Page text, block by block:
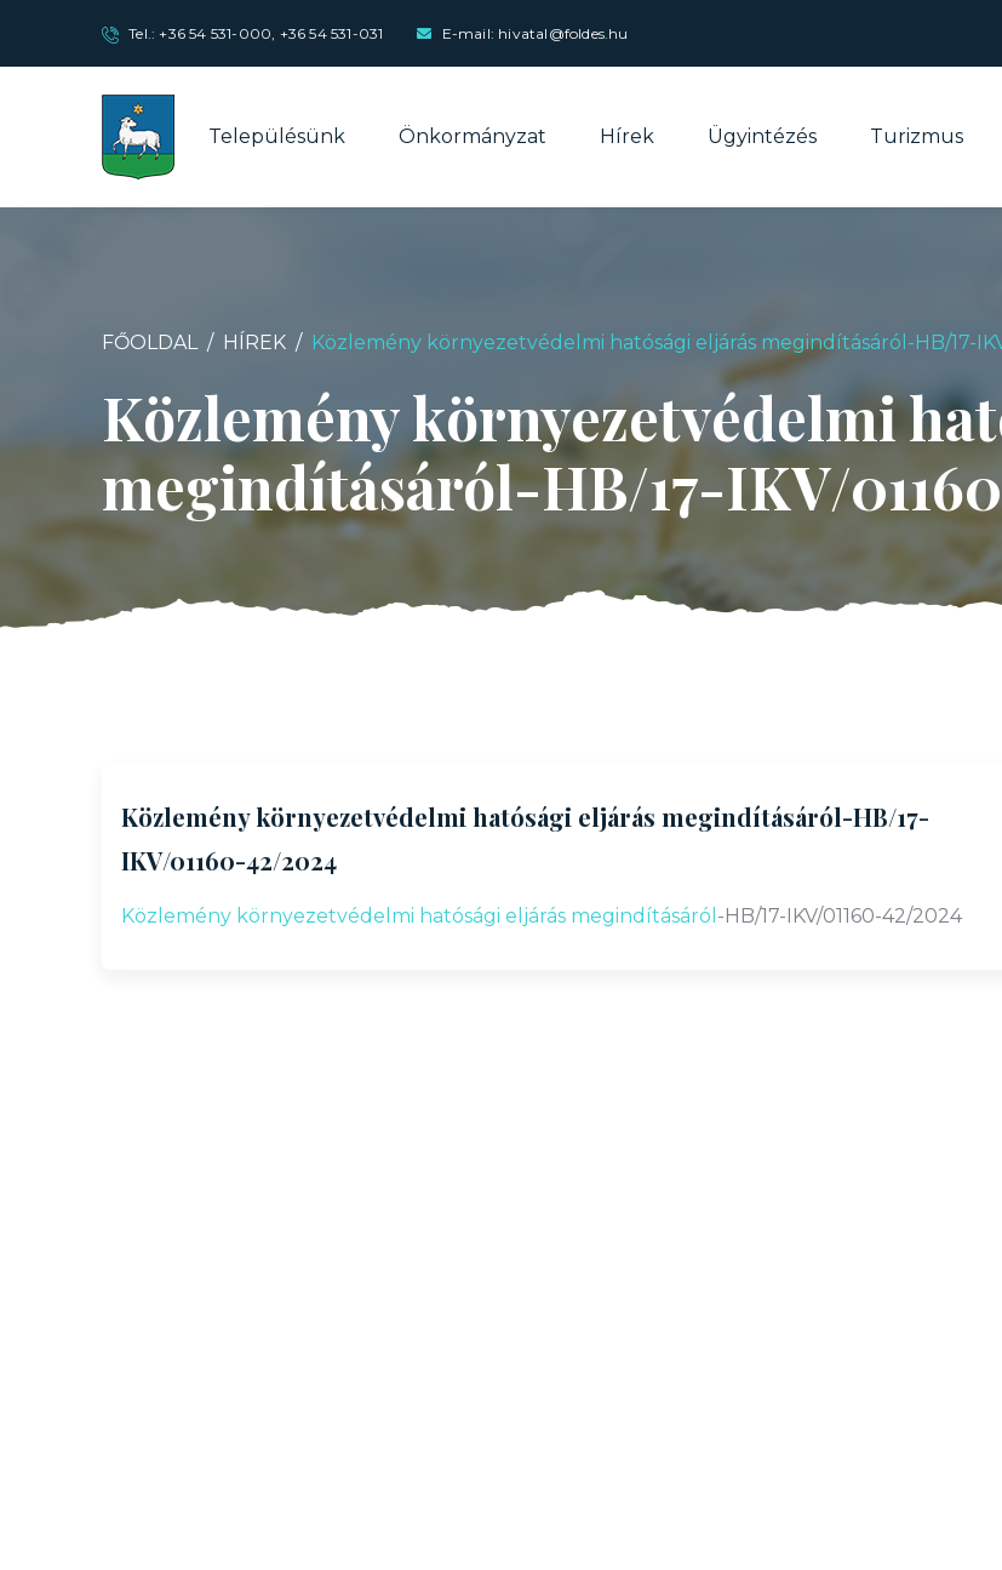
Tel.:+36 54 531-000, +36 54 531-031 E-mail: hivatal@foldes.hu
Településünk Önkormányzat Hírek Ügyintézés Turizmus
FŐOLDAL HÍREK Közlemény környezetvédelmi hatósági eljárás megindításáról-HB/17-
Közlemény környezetvédelmi
megindításáról-HB/17-IKV/
Közlemény környezetvédelmi hatósági eljárás megindításáról-HB/17-
IKV/01160-42/2024
Közlemény környezetvédelmi hatósági eljárás megindításáról -HB/17-IKV/01160-42/2024